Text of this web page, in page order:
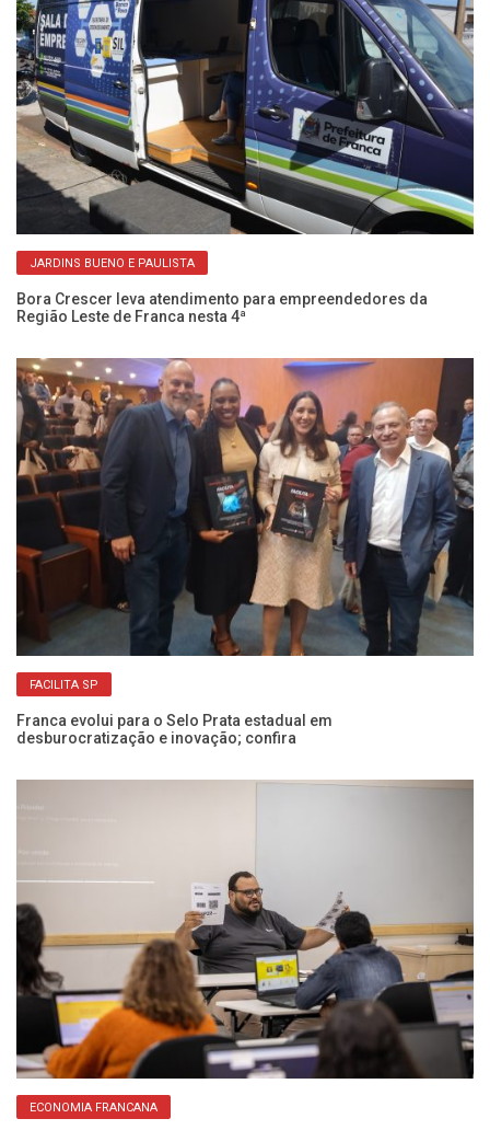
JARDINS BUENO E PAULISTA
Bora Crescer leva atendimento para empreendedores da
Região Leste de Franca nesta 4ª
FACILITA SP
Franca evolui para o Selo Prata estadual em
desburocratização e inovação; confira
ECONOMIA FRANCANA